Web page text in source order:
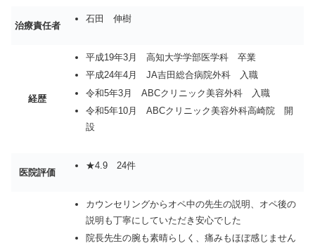
治療責任者
石田 伸樹
経歴
平成19年3月 高知大学学部医学科 卒業
平成24年4月 JA吉田総合病院外科 入職
令和5年3月 ABCクリニック美容外科 入職
令和5年10月 ABCクリニック美容外科高崎院 開
設
医院評価
★4.9 24件
カウンセリングからオペ中の先生の説明、オペ後の
説明も丁寧にしていただき安心でした
院長先生の腕も素晴らしく、痛みもほぼ感じません